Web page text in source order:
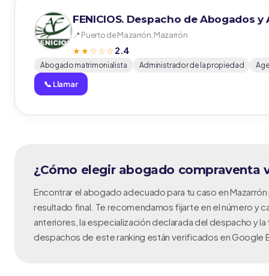
FENICIOS. Despacho de Abogados
📍 Puerto de Mazarrón, Mazarrón
★★☆☆☆2.4
Abogado matrimonialista Administrador de la propiedad
📞 Llamar
¿Cómo elegir abogado compraventa
Encontrar el abogado adecuado para tu caso en
resultado final. Te recomendamos fijarte en el número y
anteriores, la especialización declarada del despacho y
despachos de este ranking están verificados en Google